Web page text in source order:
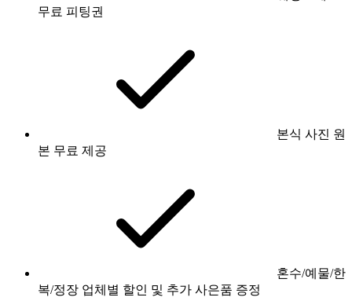
무료 피팅권
본식 사진 원
본 무료 제공
혼수/예물/한
복/정장 업체별 할인 및 추가 사은품 증정